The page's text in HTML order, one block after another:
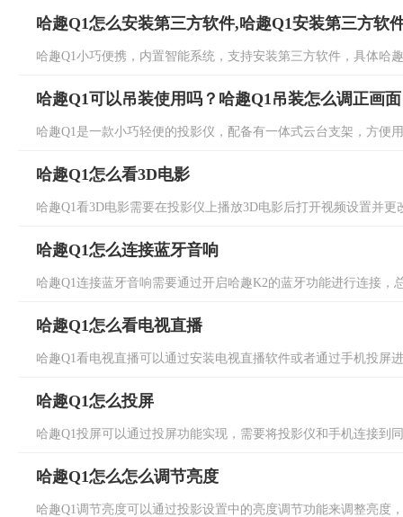
哈趣Q1怎么安装第三方软件,哈趣Q1安装第三方软
哈趣Q1小巧便携，内置智能系统，支持安装第三方软件，具体哈
哈趣Q1可以吊装使用吗？哈趣Q1吊装怎么调正画面
哈趣Q1是一款小巧轻便的投影仪，配备有一体式云台支架，方便
哈趣Q1怎么看3D电影
哈趣Q1看3D电影需要在投影仪上播放3D电影后打开视频设置并
哈趣Q1怎么连接蓝牙音响
哈趣Q1连接蓝牙音响需要通过开启哈趣K2的蓝牙功能进行连接，
哈趣Q1怎么看电视直播
哈趣Q1看电视直播可以通过安装电视直播软件或者通过手机投屏
哈趣Q1怎么投屏
哈趣Q1投屏可以通过投屏功能实现，需要将投影仪和手机连接到
哈趣Q1怎么怎么调节亮度
哈趣Q1调节亮度可以通过投影设置中的亮度调节功能来调整亮度